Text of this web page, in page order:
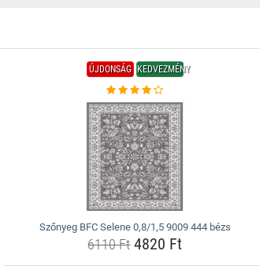
ÚJDONSÁG KEDVEZMÉNY
Szőnyeg BFC Selene 0,8/1,5 9009 444 bézs
6110 Ft4820 Ft